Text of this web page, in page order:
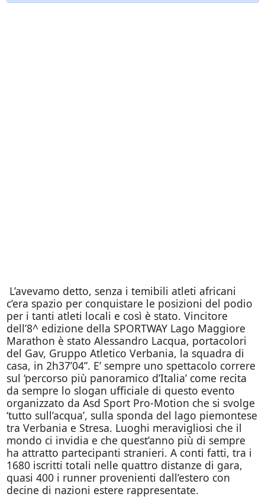
L’avevamo detto, senza i temibili atleti africani
c’era spazio per conquistare le posizioni del podio
per i tanti atleti locali e così è stato. Vincitore
dell’8^ edizione della SPORTWAY Lago Maggiore
Marathon è stato Alessandro Lacqua, portacolori
del Gav, Gruppo Atletico Verbania, la squadra di
casa, in 2h37’04”. E’ sempre uno spettacolo correre
sul ‘percorso più panoramico d’Italia’ come recita
da sempre lo slogan ufficiale di questo evento
organizzato da Asd Sport Pro-Motion che si svolge
‘tutto sull’acqua’, sulla sponda del lago piemontese
tra Verbania e Stresa. Luoghi meravigliosi che il
mondo ci invidia e che quest’anno più di sempre
ha attratto partecipanti stranieri. A conti fatti, tra i
1680 iscritti totali nelle quattro distanze di gara,
quasi 400 i runner provenienti dall’estero con
decine di nazioni estere rappresentate.